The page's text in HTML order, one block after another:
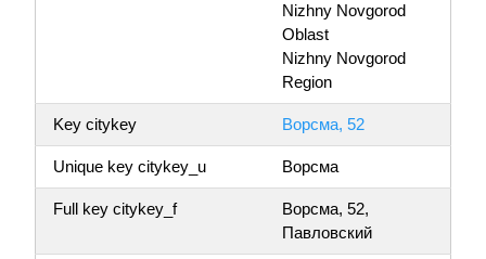
Nizhny Novgorod
Oblast
Nizhny Novgorod
Region
Key citykey Ворсма, 52
Unique key citykey_u Ворсма
Full key citykey_f
Ворсма, 52,
Павловский